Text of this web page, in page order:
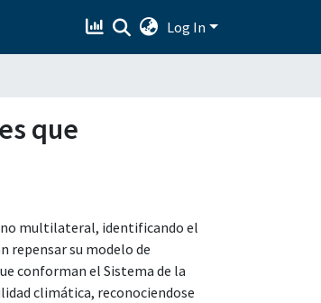
Log In
que
multilateral, identificando el
repensar su modelo de
conforman el Sistema de la
climática, reconociendose